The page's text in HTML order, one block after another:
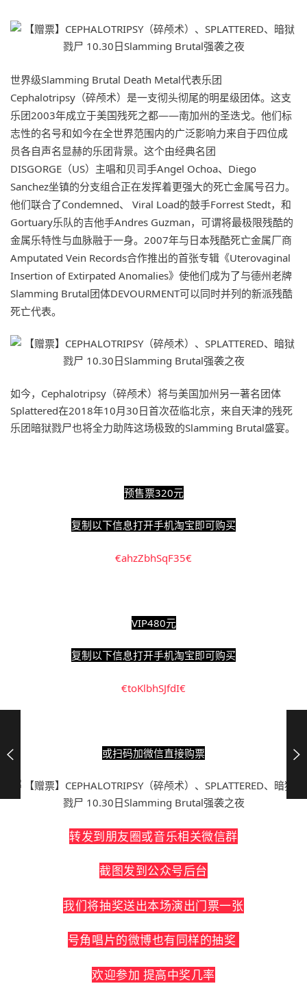
世界级Slamming Brutal Death Metal代表乐团
Cephalotripsy（碎颅术）是一支彻头彻尾的明星级团体。这支
乐团2003年成立于美国残死之都——南加州的圣迭戈。他们标
志性的名号和如今在全世界范围内的广泛影响力来自于四位成
员各自声名显赫的乐团背景。这个由经典名团
DISGORGE（US）主唱和贝司手Angel Ochoa、Diego
Sanchez坐镇的分支组合正在发挥着更强大的死亡金属号召力。
他们联合了Condemned、 Viral Load的鼓手Forrest Stedt，和
Gortuary乐队的吉他手Andres Guzman，可谓将最极限残酷的
金属乐特性与血脉融于一身。2007年与日本残酷死亡金属厂商
Amputated Vein Records合作推出的首张专辑《Uterovaginal
Insertion of Extirpated Anomalies》使他们成为了与德州老牌
Slamming Brutal团体DEVOURMENT可以同时并列的新派残酷
死亡代表。
如今，Cephalotripsy（碎颅术）将与美国加州另一著名团体
Splattered在2018年10月30日首次莅临北京，来自天津的残死
乐团暗狱戮尸也将全力助阵这场极致的Slamming Brutal盛宴。
预售票320元
复制以下信息打开手机淘宝即可购买
€ahzZbhSqF35€
VIP480元
复制以下信息打开手机淘宝即可购买
€toKlbhSJfdI€
或扫码加微信直接购票
转发到朋友圈或音乐相关微信群
截图发到公众号后台
我们将抽奖送出本场演出门票一张
号角唱片的微博也有同样的抽奖
欢迎参加 提高中奖几率